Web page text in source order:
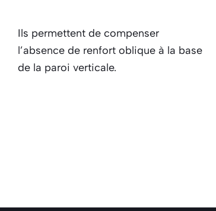
Ils permettent de compenser
l’absence de renfort oblique à la base
de la paroi verticale.